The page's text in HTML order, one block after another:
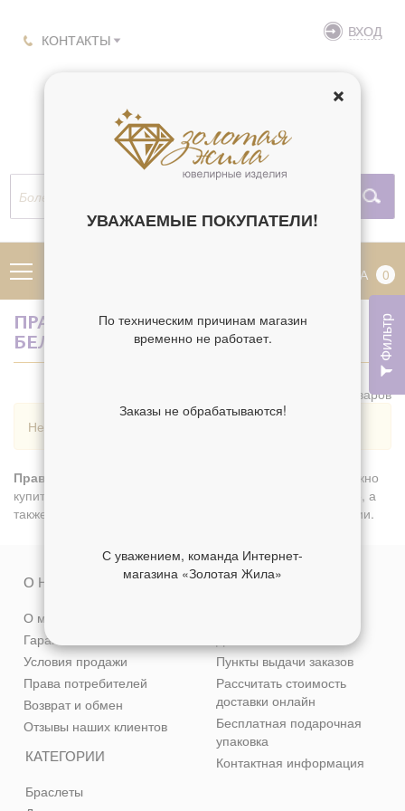
КОНТАКТЫ ВХОД
КОРЗИНА 0
Фильтр
ПРАВОСЛАВНЫЕ КОЛЬЦА ЗОЛОТЫЕ
БЕЛОЕ ЗОЛОТО 585
Найдено 0 товаров
Нет товаров.
Православные кольца золотые Белое золото 585
можно
купить в нашем интернет-магазине с доставкой по Москве, а
также транспортными компаниями по всем городам России.
КАТЕГОРИИ
Браслеты
О НАС
О магазине
Гарантия качества
Условия продажи
Права потребителей
Возврат и обмен
Отзывы наших клиентов
СЕРВИС
Пункты выдачи заказов
Рассчитать стоимость
доставки онлайн
Бесплатная подарочная
упаковка
Контактная информация
УВАЖАЕМЫЕ ПОКУПАТЕЛИ!
По техническим причинам магазин
временно не работает.
Заказы не обрабатываются!
С уважением, команда Интернет-
магазина «Золотая Жила»